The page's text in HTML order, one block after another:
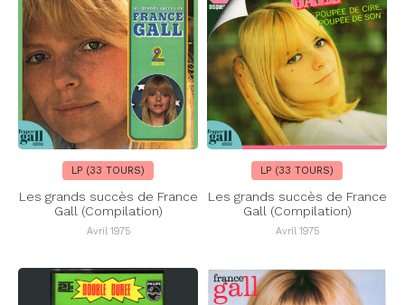
LP (33 TOURS)
Les grands succès de France
Gall (Compilation)
Avril 1975
LP (33 TOURS)
Les grands succès de France
Gall (Compilation)
Avril 1975